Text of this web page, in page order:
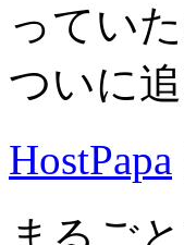
ってい
ついに
HostPapa